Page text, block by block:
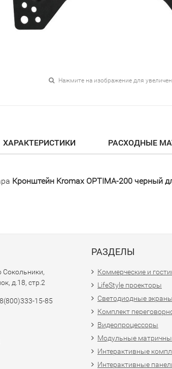
Нажмите на изображение для
ХАРАКТЕРИСТИКИ РАСХОДНЫЕ
Кронштейн Kromax OPTIMA-200 черный
Сокольники,
д.18, стр.2
8(800)333-15-85
РАЗДЕЛЫ
Коммерческие и
LifeStyle проекторы
Светодиодные экраны
Комплект
Видеопроцессоры
Модульные
Интерактивные
Интерактивные